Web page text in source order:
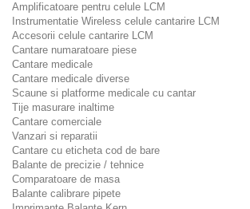
Amplificatoare pentru celule LCM
Instrumentatie Wireless celule cantarire LCM
Accesorii celule cantarire LCM
Cantare numaratoare piese
Cantare medicale
Cantare medicale diverse
Scaune si platforme medicale cu cantar
Tije masurare inaltime
Cantare comerciale
Vanzari si reparatii
Cantare cu eticheta cod de bare
Balante de precizie / tehnice
Comparatoare de masa
Balante calibrare pipete